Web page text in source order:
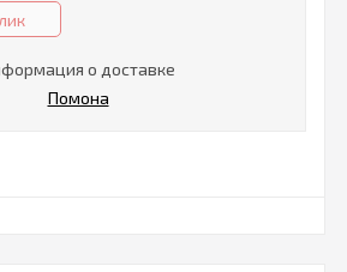
о доставке
Помона